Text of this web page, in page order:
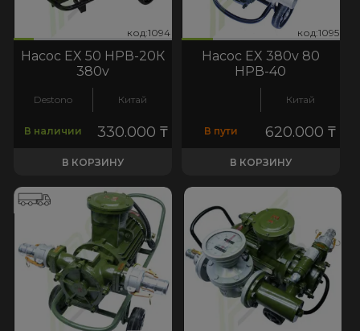
код:1094 код:1094
Насос EX 50 НРВ-20К
380v
Destono Китай
В наличии 330.000 ₸
В КОРЗИНУ
код:1095
код:1095
Насос EX 380v 80
НРВ-40
Китай
В пути 620.000 ₸
В КОРЗИНУ